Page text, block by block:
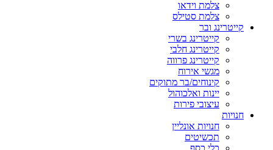
צלמת וידאו
צלמת סטילס
קייטרינג ובר
קייטרינג בשרי
קייטרינג חלבי
קייטרינג פרווה
מגשי אירוח
קינוחים/בר מתוקים
יינות ואלכוהול
עיצובי פירות
חנויות
חנויות אונליין
תכשיטים
כלי כסף